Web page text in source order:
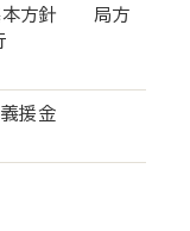
基本方針 局方
義援金